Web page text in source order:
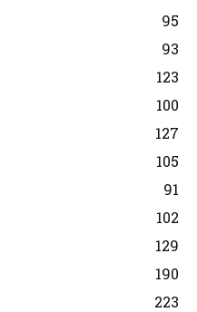
95
93
123
100
127
105
91
102
129
190
223